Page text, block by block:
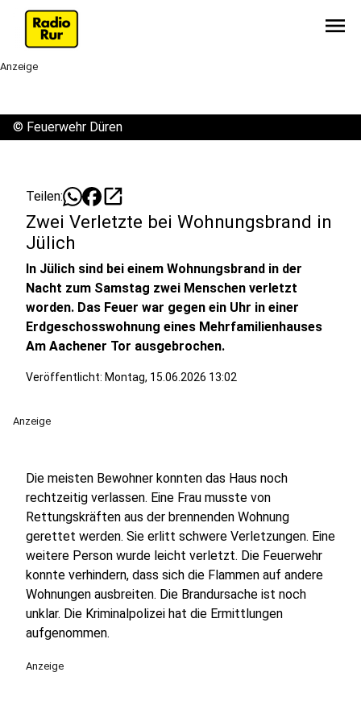
menu
Anzeige
© Feuerwehr Düren
Teilen: open_in_new
Zwei Verletzte bei Wohnungsbrand in
Jülich
In Jülich sind bei einem Wohnungsbrand in der
Nacht zum Samstag zwei Menschen verletzt
worden. Das Feuer war gegen ein Uhr in einer
Erdgeschosswohnung eines Mehrfamilienhauses
Am Aachener Tor ausgebrochen.
Veröffentlicht: Montag, 15.06.2026 13:02
Anzeige
Die meisten Bewohner konnten das Haus noch
rechtzeitig verlassen. Eine Frau musste von
Rettungskräften aus der brennenden Wohnung
gerettet werden. Sie erlitt schwere Verletzungen. Eine
weitere Person wurde leicht verletzt. Die Feuerwehr
konnte verhindern, dass sich die Flammen auf andere
Wohnungen ausbreiten. Die Brandursache ist noch
unklar. Die Kriminalpolizei hat die Ermittlungen
aufgenommen.
Anzeige